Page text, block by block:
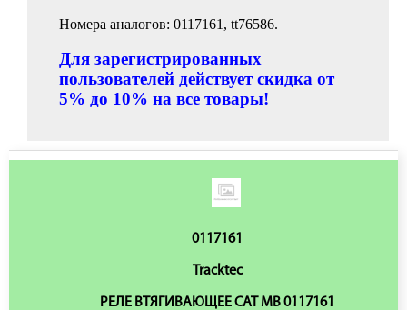
Номера аналогов: 0117161, tt76586.
Для зарегистрированных
пользователей действует скидка от
5% до 10% на все товары!
0117161
Tracktec
РЕЛЕ ВТЯГИВАЮЩЕЕ CAT MB 0117161